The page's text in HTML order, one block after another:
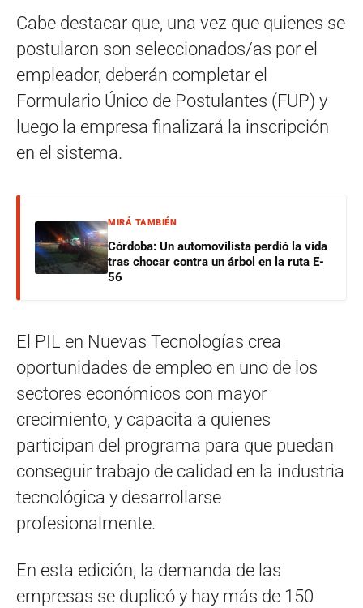
Cabe destacar que, una vez que quienes se
postularon son seleccionados/as por el
empleador, deberán completar el
Formulario Único de Postulantes (FUP) y
luego la empresa finalizará la inscripción
en el sistema.
MIRÁ TAMBIÉN
Córdoba: Un automovilista perdió la vida
tras chocar contra un árbol en la ruta E-
56
El PIL en Nuevas Tecnologías crea
oportunidades de empleo en uno de los
sectores económicos con mayor
crecimiento, y capacita a quienes
participan del programa para que puedan
conseguir trabajo de calidad en la industria
tecnológica y desarrollarse
profesionalmente.
En esta edición, la demanda de las
empresas se duplicó y hay más de 150